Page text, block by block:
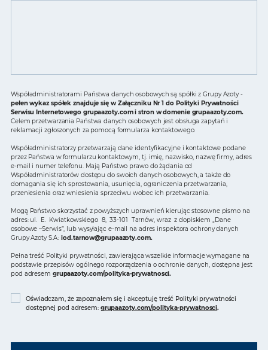
Współadministratorami Państwa danych osobowych są spółki z Grupy Azoty -
pełen wykaz spółek znajduje się w Załączniku Nr 1 do Polityki Prywatności
Serwisu Internetowego grupaazoty.com i stron w domenie grupaazoty.com.
Celem przetwarzania Państwa danych osobowych jest obsługa zapytań i
reklamacji zgłoszonych za pomocą formularza kontaktowego.
Współadministratorzy przetwarzają dane identyfikacyjne i kontaktowe podane
przez Państwa w formularzu kontaktowym, tj. imię, nazwisko, nazwę firmy, adres
e-mail i numer telefonu. Mają Państwo prawo do żądania od
Współadministratorów dostępu do swoich danych osobowych, a także do
domagania się ich sprostowania, usunięcia, ograniczenia przetwarzania,
przeniesienia oraz wniesienia sprzeciwu wobec ich przetwarzania.
Mogą Państwo skorzystać z powyższych uprawnień kierując stosowne pismo na
adres: ul. E. Kwiatkowskiego 8, 33-101 Tarnów, wraz z dopiskiem „Dane
osobowe –Serwis”, lub wysyłając e-mail na adres inspektora ochrony danych
Grupy Azoty S.A.:iod.tarnow@grupaazoty.com.
Pełna treść Polityki prywatności, zawierająca wszelkie informacje wymagane na
podstawie przepisów ogólnego rozporządzenia o ochronie danych, dostępna jest
pod adresem grupaazoty.com/polityka-prywatnosci.
Oświadczam, że zapoznałem się i akceptuję treść Polityki prywatności
dostępnej pod adresem: grupaazoty.com/polityka-prywatnosci.